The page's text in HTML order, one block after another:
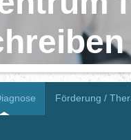
Förderung /